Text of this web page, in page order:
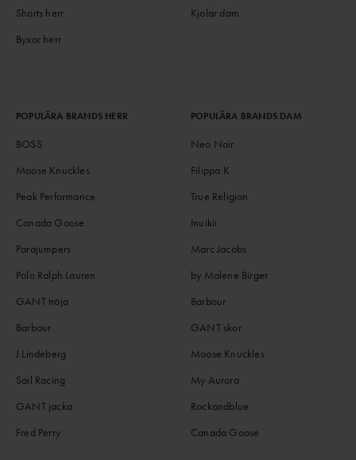
Shorts herr
Byxor herr
Kjolar dam
POPULÄRA BRANDS HERR
BOSS
Moose Knuckles
Peak Performance
Canada Goose
Parajumpers
Polo Ralph Lauren
GANT tröja
Barbour
J.Lindeberg
Sail Racing
GANT jacka
Fred Perry
POPULÄRA BRANDS DAM
Neo Noir
Filippa K
True Religion
Inuikii
Marc Jacobs
by Malene Birger
Barbour
GANT skor
Moose Knuckles
My Aurora
Rockandblue
Canada Goose